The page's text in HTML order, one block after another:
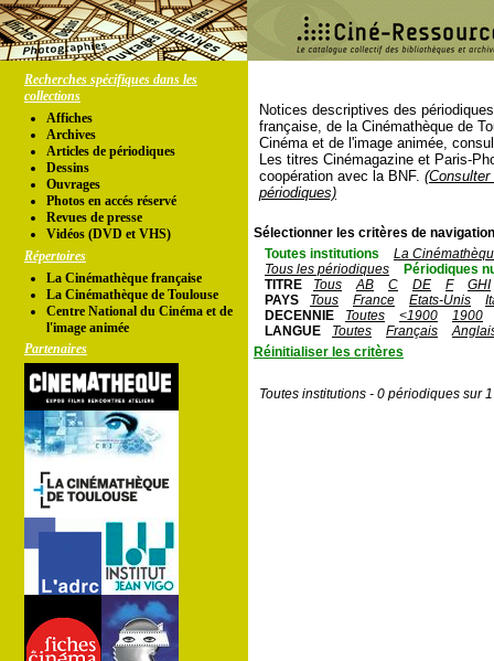
Recherches spécifiques dans les
collections
Affiches
Archives
Articles de périodiques
Dessins
Ouvrages
Photos en accés réservé
Revues de presse
Vidéos (DVD et VHS)
Répertoires
La Cinémathèque française
La Cinémathèque de Toulouse
Centre National du Cinéma et de
l'image animée
Partenaires
Notices descriptives des
française, de la Cinémathèque de
Cinéma et de l'image animée,
Les titres Cinémagazine et Paris-
coopération avec la BNF.
périodiques)
Sélectionner les critères de
Toutes institutions
La
Tous les périodiques
Périodiques
TITRE
Tous AB C DE F
GHI
PAYS
Tous France Etats-Unis
DECENNIE
Toutes <1900
1900
LANGUE
Toutes Français
Réinitialiser les critères
Toutes institutions - 0 périodiques sur